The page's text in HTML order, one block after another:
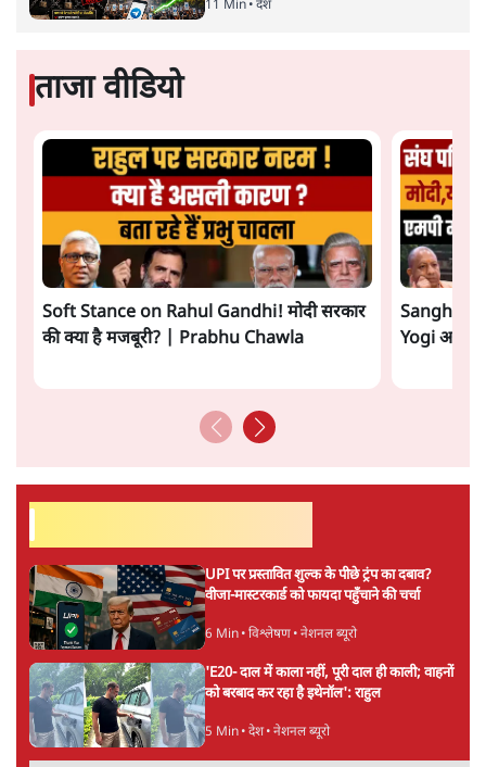
11 Min• देश
ताजा वीडियो
Soft Stance on Rahul Gandhi! मोदी सरकार
की क्या है मजबूरी? | Prabhu Chawla
Sangh
Yogi आपस
UPI पर प्रस्तावित शुल्क के पीछे ट्रंप का दबाव?
वीजा-मास्टरकार्ड को फायदा पहुँचाने की चर्चा
6 Min• विश्लेषण• नेशनल ब्यूरो
'E20- दाल में काला नहीं, पूरी दाल ही काली; वाहनों
को बरबाद कर रहा है इथेनॉल': राहुल
5 Min• देश• नेशनल ब्यूरो